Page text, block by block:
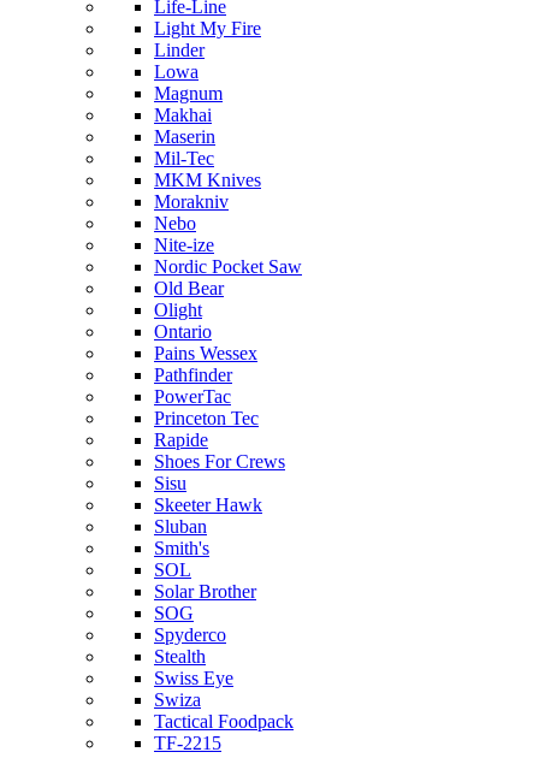
Life-Line
Light My Fire
Linder
Lowa
Magnum
Makhai
Maserin
Mil-Tec
MKM Knives
Morakniv
Nebo
Nite-ize
Nordic Pocket Saw
Old Bear
Olight
Ontario
Pains Wessex
Pathfinder
PowerTac
Princeton Tec
Rapide
Shoes For Crews
Sisu
Skeeter Hawk
Sluban
Smith's
SOL
Solar Brother
SOG
Spyderco
Stealth
Swiss Eye
Swiza
Tactical Foodpack
TF-2215